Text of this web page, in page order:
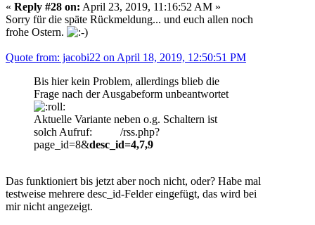
« Reply #28 on: April 23, 2019, 11:16:52 AM »
Sorry für die späte Rückmeldung... und euch allen noch
frohe Ostern.
Quote from: jacobi22 on April 18, 2019, 12:50:51 PM
Bis hier kein Problem, allerdings blieb die
Frage nach der Ausgabeform unbeantwortet
Aktuelle Variante neben o.g. Schaltern ist
solch Aufruf: /rss.php?
page_id=8&desc_id=4,7,9
Das funktioniert bis jetzt aber noch nicht, oder? Habe mal
testweise mehrere desc_id-Felder eingefügt, das wird bei
mir nicht angezeigt.